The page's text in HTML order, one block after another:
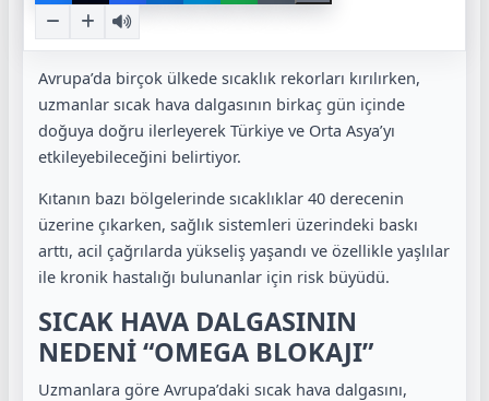
Avrupa’da birçok ülkede sıcaklık rekorları kırılırken,
uzmanlar sıcak hava dalgasının birkaç gün içinde
doğuya doğru ilerleyerek Türkiye ve Orta Asya’yı
etkileyebileceğini belirtiyor.
Kıtanın bazı bölgelerinde sıcaklıklar 40 derecenin
üzerine çıkarken, sağlık sistemleri üzerindeki baskı
arttı, acil çağrılarda yükseliş yaşandı ve özellikle yaşlılar
ile kronik hastalığı bulunanlar için risk büyüdü.
SICAK HAVA DALGASININ
NEDENİ “OMEGA BLOKAJI”
Uzmanlara göre Avrupa’daki sıcak hava dalgasını,